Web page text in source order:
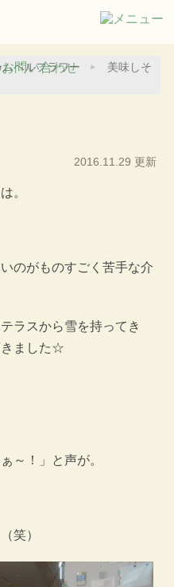
ベルフラワー
美味しそ
2016.11.29 更新
。
のがものすごく苦手な介
ラスから雪を持ってき
きました☆
～！」と声が。
笑）